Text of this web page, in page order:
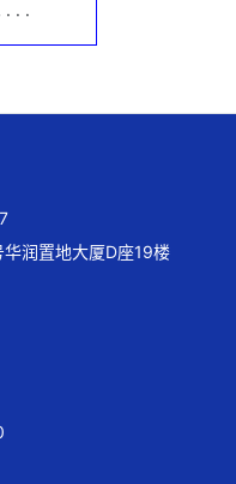
· ·
润置地大厦D座19楼